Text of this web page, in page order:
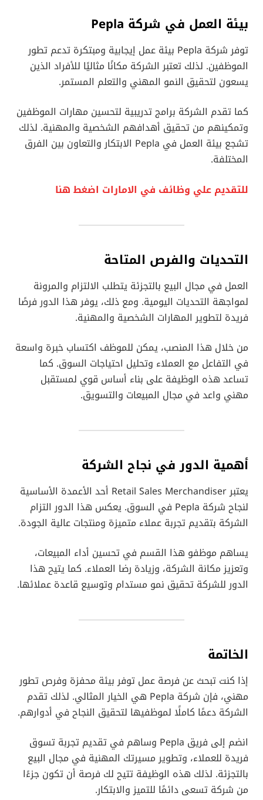
بيئة العمل في شركة Pepla
توفر شركة Pepla بيئة عمل إيجابية ومبتكرة تدعم تطور
الموظفين. لذلك تعتبر الشركة مكانًا مثاليًا للأفراد الذين
يسعون لتحقيق النمو المهني والتعلم المستمر.
كما تقدم الشركة برامج تدريبية لتحسين مهارات الموظفين
وتمكينهم من تحقيق أهدافهم الشخصية والمهنية. لذلك
تشجع بيئة العمل في Pepla الابتكار والتعاون بين الفرق
المختلفة.
للتقديم علي وظائف في الامارات اضغط هنا
التحديات والفرص المتاحة
العمل في مجال البيع بالتجزئة يتطلب الالتزام والمرونة
لمواجهة التحديات اليومية. ومع ذلك، يوفر هذا الدور فرصًا
فريدة لتطوير المهارات الشخصية والمهنية.
من خلال هذا المنصب، يمكن للموظف اكتساب خبرة واسعة
في التفاعل مع العملاء وتحليل احتياجات السوق. كما
تساعد هذه الوظيفة على بناء أساس قوي لمستقبل
مهني واعد في مجال المبيعات والتسويق.
أهمية الدور في نجاح الشركة
يعتبر Retail Sales Merchandiser أحد الأعمدة الأساسية
لنجاح شركة Pepla في السوق. يعكس هذا الدور التزام
الشركة بتقديم تجربة عملاء متميزة ومنتجات عالية الجودة.
يساهم موظفو هذا القسم في تحسين أداء المبيعات،
وتعزيز مكانة الشركة، وزيادة رضا العملاء. كما يتيح هذا
الدور للشركة تحقيق نمو مستدام وتوسيع قاعدة عملائها.
الخاتمة
إذا كنت تبحث عن فرصة عمل توفر بيئة محفزة وفرص تطور
مهني، فإن شركة Pepla هي الخيار المثالي. لذلك تقدم
الشركة دعمًا كاملًا لموظفيها لتحقيق النجاح في أدوارهم.
انضم إلى فريق Pepla وساهم في تقديم تجربة تسوق
فريدة للعملاء، وتطوير مسيرتك المهنية في مجال البيع
بالتجزئة. لذلك هذه الوظيفة تتيح لك فرصة أن تكون جزءًا
من شركة تسعى دائمًا للتميز والابتكار.